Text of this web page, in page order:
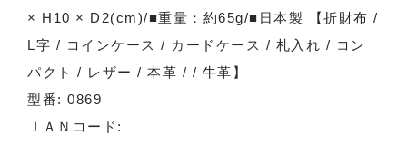
× H10 × D2(cm)/■重量：約65g/■日本製 【折財布 /
L字 / コインケース / カードケース / 札入れ / コン
パクト / レザー / 本革 / / 牛革】
型番: 0869
ＪＡＮコード: